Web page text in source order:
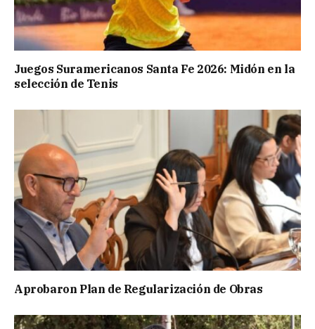
Juegos Suramericanos Santa Fe 2026: Midón en la
selección de Tenis
Aprobaron Plan de Regularización de Obras